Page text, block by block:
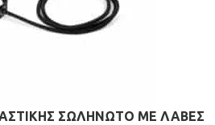
ΣΩΛΗΝΩΤΟ ΜΕ ΛΑΒΕΣ